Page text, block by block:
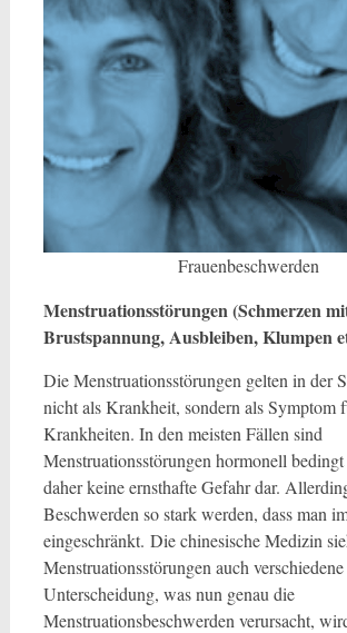
Frauenbeschwerden
Menstruationsstörungen (Schmerzen
Brustspannung, Ausbleiben, Klumpen
Die Menstruationsstörungen gelten in der
nicht als Krankheit, sondern als Symptom
Krankheiten. In den meisten Fällen sind
Menstruationsstörungen hormonell
daher keine ernsthafte Gefahr dar.
Beschwerden so stark werden, dass man
eingeschränkt. Die chinesische Medizin
Menstruationsstörungen auch
Unterscheidung, was nun genau die
Menstruationsbeschwerden verursacht,